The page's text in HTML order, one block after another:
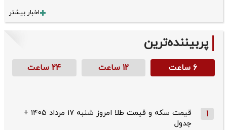
اخبار بیشتر
پربیننده‌ترین
۶ ساعت ۱۲ ساعت ۲۴ ساعت
1
قیمت سکه و قیمت طلا امروز شنبه ۱۷ مرداد ۱۴۰۵ +
جدول